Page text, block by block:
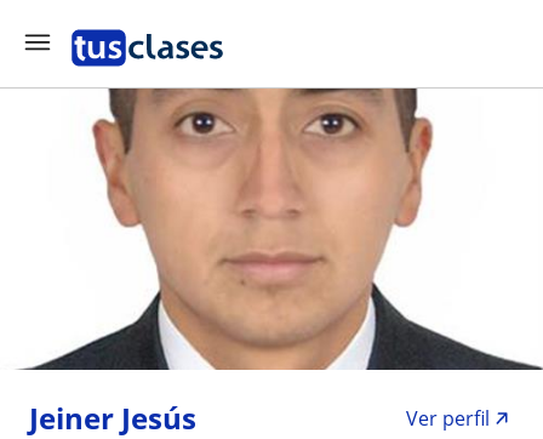
Jeiner Jesús
Ver perfil